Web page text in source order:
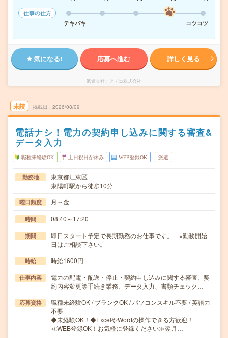
仕事の仕方
テキパキ
コツコツ
気になる! 応募へ進む 詳しく見る
派遣会社 アデコ株式会社
未読 掲載日 2026/08/09
電話ナシ！電力の契約申し込みに関する審査&
データ入力
職種未経験OK 土日祝日が休み WEB登録OK 派遣
勤務地
東京都江東区
東陽町駅から徒歩10分
曜日頻度 月～金
時間 08:40～17:20
期間
即日スタート予定で長期勤務のお仕事です。 ※勤務開始
日はご相談下さい。
時給 時給1600円
仕事内容
電力の配電・配送・停止・契約申し込みに関する審査、契
約内容変更等手続き業務、データ入力、書類チェック…
応募資格
職種未経験OK / ブランクOK / パソコンスキル不要 / 英語力
不要
◆未経験OK！◆ExcelやWordの操作できる方歓迎！
≪WEB登録OK！お気軽に登録ください≫翌月…